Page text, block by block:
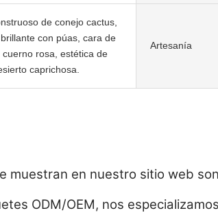
de conejo cactus,
con púas, cara de
rosa, estética de
caprichosa.
Artesanía
muestran en nuestro sitio web
ODM/OEM, nos